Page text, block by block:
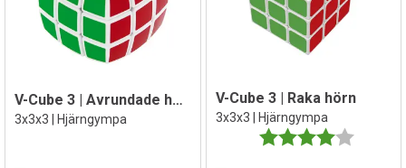
V-Cube 3 | Avrundade hörn
3x3x3 | Hjärngympa
V-Cube 3 | Raka hörn
3x3x3 | Hjärngympa
Betyg: